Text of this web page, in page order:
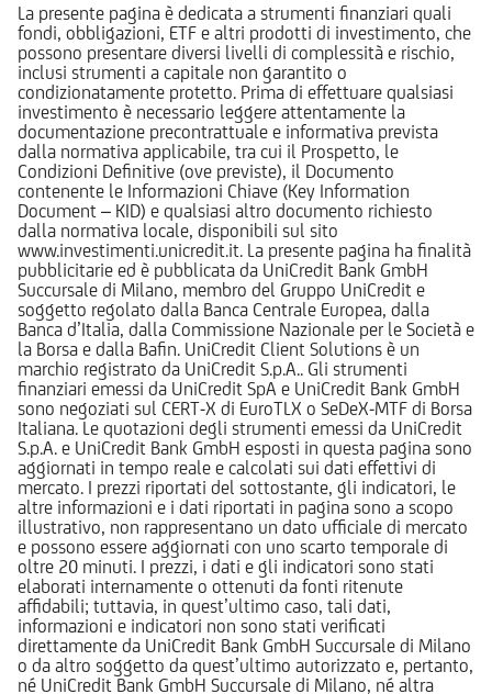
La presente pagina è dedicata a strumenti finanziari quali
fondi, obbligazioni, ETF e altri prodotti di investimento, che
possono presentare diversi livelli di complessità e rischio,
inclusi strumenti a capitale non garantito o
condizionatamente protetto. Prima di effettuare qualsiasi
investimento è necessario leggere attentamente la
documentazione precontrattuale e informativa prevista
dalla normativa applicabile, tra cui il Prospetto, le
Condizioni Definitive (ove previste), il Documento
contenente le Informazioni Chiave (Key Information
Document – KID) e qualsiasi altro documento richiesto
dalla normativa locale, disponibili sul sito
www.investimenti.unicredit.it. La presente pagina ha finalità
pubblicitarie ed è pubblicata da UniCredit Bank GmbH
Succursale di Milano, membro del Gruppo UniCredit e
soggetto regolato dalla Banca Centrale Europea, dalla
Banca d’Italia, dalla Commissione Nazionale per le Società e
la Borsa e dalla Bafin. UniCredit Client Solutions è un
marchio registrato da UniCredit S.p.A.. Gli strumenti
finanziari emessi da UniCredit SpA e UniCredit Bank GmbH
sono negoziati sul CERT-X di EuroTLX o SeDeX-MTF di Borsa
Italiana. Le quotazioni degli strumenti emessi da UniCredit
S.p.A. e UniCredit Bank GmbH esposti in questa pagina sono
aggiornati in tempo reale e calcolati sui dati effettivi di
mercato. I prezzi riportati del sottostante, gli indicatori, le
altre informazioni e i dati riportati in pagina sono a scopo
illustrativo, non rappresentano un dato ufficiale di mercato
e possono essere aggiornati con uno scarto temporale di
oltre 20 minuti. I prezzi, i dati e gli indicatori sono stati
elaborati internamente o ottenuti da fonti ritenute
affidabili; tuttavia, in quest’ultimo caso, tali dati,
informazioni e indicatori non sono stati verificati
direttamente da UniCredit Bank GmbH Succursale di Milano
o da altro soggetto da quest’ultimo autorizzato e, pertanto,
né UniCredit Bank GmbH Succursale di Milano, né altra